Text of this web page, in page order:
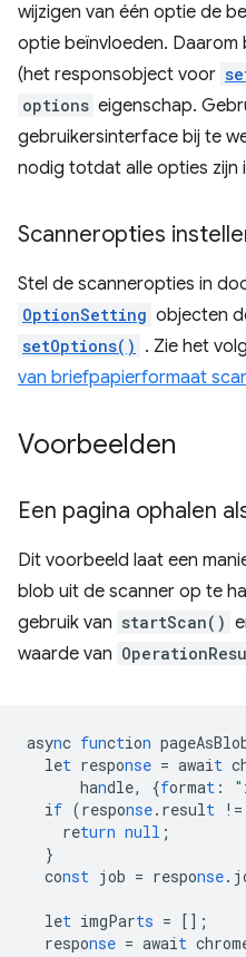
wijzigen van één optie de
optie beïnvloeden. Daarom
(het responsobject voor
options eigenschap.
gebruikersinterface bij te
nodig totdat alle opties zijn
Scanneropties
Stel de scanneropties in
OptionSetting objecten
setOptions() . Zie het
van briefpapierformaat
Voorbeelden
Een pagina ophalen
Dit voorbeeld laat een
blob uit de scanner op te
gebruik van startScan()
waarde van
async function
let response = await
handle, {format :
if (response.result !=
return null ;
}
const job = response
let imgParts = [] ;
response = await